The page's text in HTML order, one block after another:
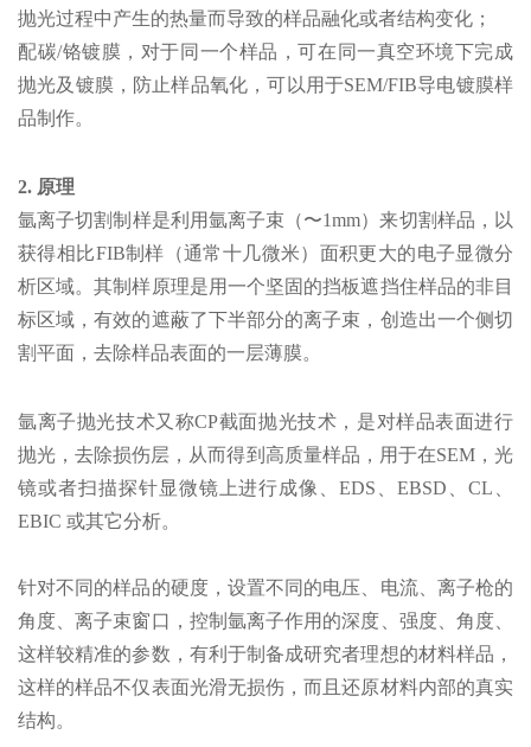
抛光过程中产生的热量而导致的样品融化或者结构变化；
配碳/铬镀膜，对于同一个样品，可在同一真空环境下完成
抛光及镀膜，防止样品氧化，可以用于SEM/FIB导电镀膜样
品制作。
2. 原理
氩离子切割制样是利用氩离子束（〜1mm）来切割样品，以
获得相比FIB制样（通常十几微米）面积更大的电子显微分
析区域。其制样原理是用一个坚固的挡板遮挡住样品的非目
标区域，有效的遮蔽了下半部分的离子束，创造出一个侧切
割平面，去除样品表面的一层薄膜。
氩离子抛光技术又称CP截面抛光技术，是对样品表面进行
抛光，去除损伤层，从而得到高质量样品，用于在SEM，光
镜或者扫描探针显微镜上进行成像、EDS、EBSD、CL、
EBIC 或其它分析。
针对不同的样品的硬度，设置不同的电压、电流、离子枪的
角度、离子束窗口，控制氩离子作用的深度、强度、角度、
这样较精准的参数，有利于制备成研究者理想的材料样品，
这样的样品不仅表面光滑无损伤，而且还原材料内部的真实
结构。